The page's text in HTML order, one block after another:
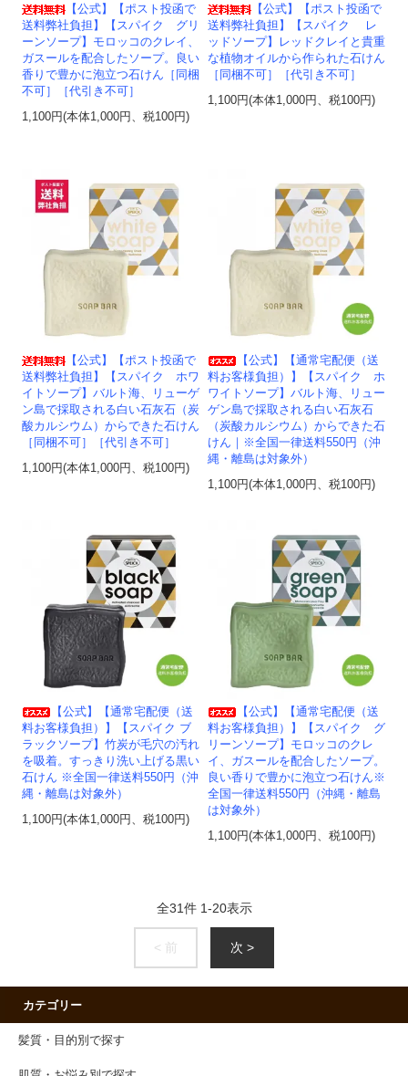
【公式】【ポスト投函で
送料弊社負担】【スパイク グリ
ーンソープ】モロッコのクレイ、
ガスールを配合したソープ。良い
香りで豊かに泡立つ石けん［同梱
不可］［代引き不可］
1,100円(本体1,000円、税100円)
【公式】【ポスト投函で
送料弊社負担】【スパイク レ
ッドソープ】レッドクレイと貴重
な植物オイルから作られた石けん
［同梱不可］［代引き不可］
1,100円(本体1,000円、税100円)
【公式】【ポスト投函で
送料弊社負担】【スパイク ホワ
イトソープ】バルト海、リューゲ
ン島で採取される白い石灰石（炭
酸カルシウム）からできた石けん
［同梱不可］［代引き不可］
1,100円(本体1,000円、税100円)
【公式】【通常宅配便（送
料お客様負担）】【スパイク ホ
ワイトソープ】バルト海、リュー
ゲン島で採取される白い石灰石
（炭酸カルシウム）からできた石
けん｜※全国一律送料550円（沖
縄・離島は対象外）
1,100円(本体1,000円、税100円)
【公式】【通常宅配便（送
料お客様負担）】【スパイク ブ
ラックソープ】竹炭が毛穴の汚れ
を吸着。すっきり洗い上げる黒い
石けん ※全国一律送料550円（沖
縄・離島は対象外）
1,100円(本体1,000円、税100円)
【公式】【通常宅配便（送
料お客様負担）】【スパイク グ
リーンソープ】モロッコのクレ
イ、ガスールを配合したソープ。
良い香りで豊かに泡立つ石けん※
全国一律送料550円（沖縄・離島
は対象外）
1,100円(本体1,000円、税100円)
全31件 1-20表示
< 前 次 >
カテゴリー
髪質・目的別で探す